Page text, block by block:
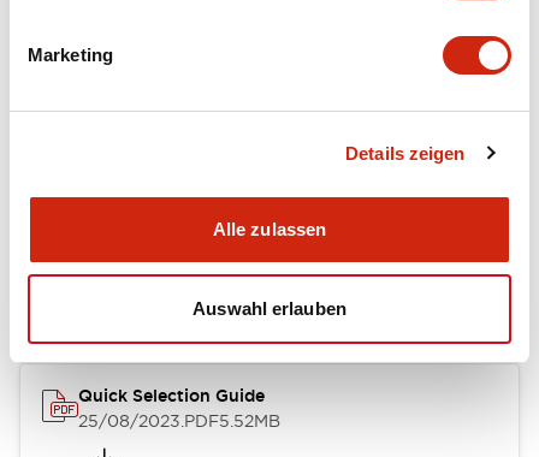
Marketing
Details zeigen
Alle zulassen
Auswahl erlauben
12/05/2026.PDF450.14KB
Relay Family Brochure
25/08/2023.PDF359.51KB
Quick Selection Guide
25/08/2023.PDF5.52MB